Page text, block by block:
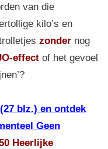
van die
kilo’s en
zondernog
effect of het gevoel
blz.) en ontdek
Geen
Heerlijke